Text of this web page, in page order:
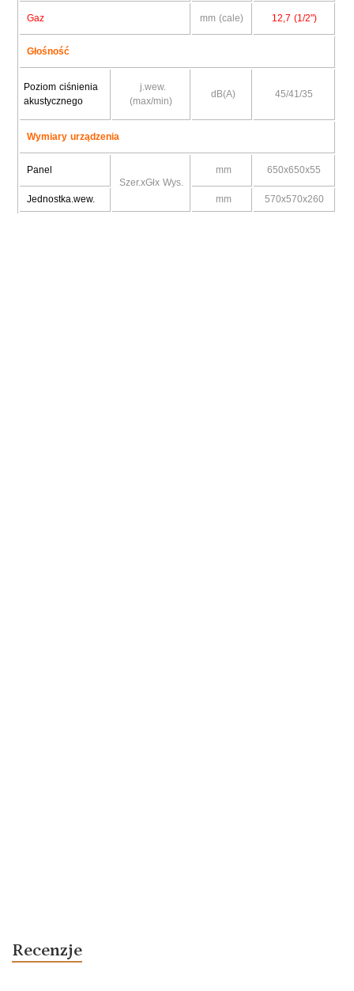
Gaz mm (cale) 12,7 (1/2")
Głośność
Poziom ciśnienia
akustycznego
j.wew.
(max/min)
dB(A) 45/41/35
Wymiary urządzenia
Panel
Szer.xGłx Wys.
mm 650x650x55
Jednostka.wew. mm 570x570x260
Recenzje